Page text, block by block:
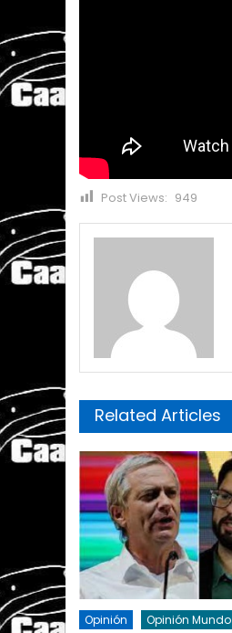
Post Views: 949
Related Articles
Opinión Opinión Mundo